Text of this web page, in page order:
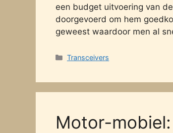
een budget uitvoering van
doorgevoerd om hem
geweest waardoor men al
Categories
Transceivers
Motor-